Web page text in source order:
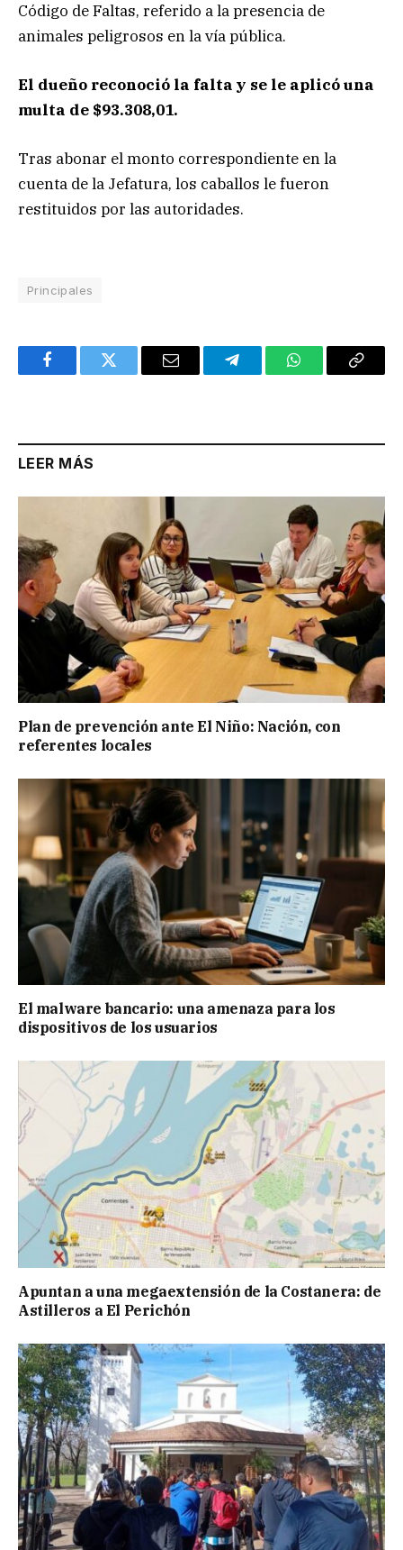
Código de Faltas, referido a la presencia de
animales peligrosos en la vía pública.
El dueño reconoció la falta y se le aplicó una
multa de $93.308,01.
Tras abonar el monto correspondiente en la
cuenta de la Jefatura, los caballos le fueron
restituidos por las autoridades.
Principales
FacebookTwitter Email TelegramWhatsAppCopy
LEER MÁS
Plan de prevención ante El Niño: Nación, con
referentes locales
El malware bancario: una amenaza para los
dispositivos de los usuarios
Apuntan a una megaextensión de la Costanera: de
Astilleros a El Perichón